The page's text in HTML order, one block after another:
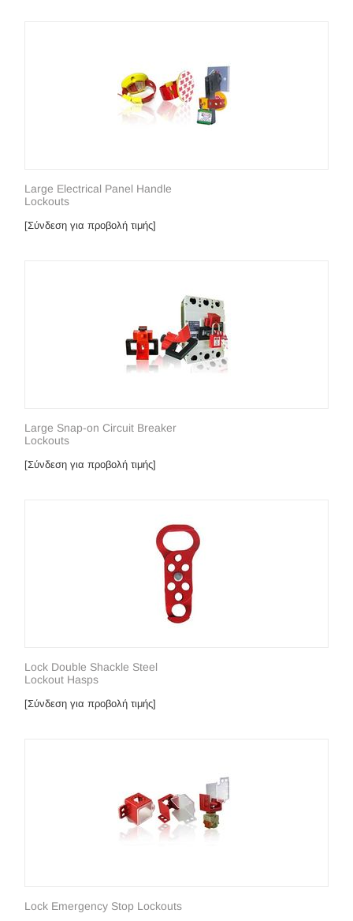
Large Electrical Panel Handle
Lockouts
[Σύνδεση για προβολή τιμής]
Large Snap-on Circuit Breaker
Lockouts
[Σύνδεση για προβολή τιμής]
Lock Double Shackle Steel
Lockout Hasps
[Σύνδεση για προβολή τιμής]
Lock Emergency Stop Lockouts